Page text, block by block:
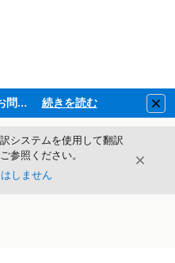
ただいま大変多くのお問い合わせをいただいており、ご連絡までにお時間を頂戴しております 続きを読む
システムを使用して翻訳
参照ください。
しません
閉じる